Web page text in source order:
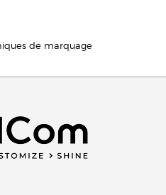
de marquage